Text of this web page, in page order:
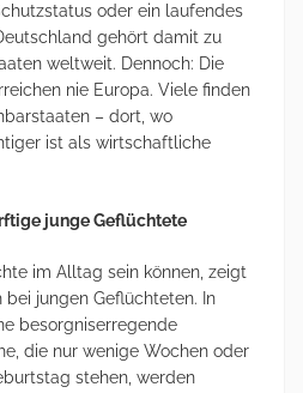
oder ein laufendes
gehört damit zu
weltweit. Dennoch: Die
nie Europa. Viele finden
– dort, wo
ist als wirtschaftliche
junge Geflüchtete
im Alltag sein können, zeigt
jungen Geflüchteten. In
besorgniserregende
die nur wenige Wochen oder
stehen, werden